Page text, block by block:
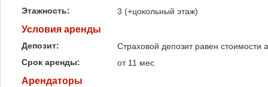
Этажность:
3 (+цокольный этаж)
Условия аренды
Депозит:
Страховой депозит равен стоимости
Срок аренды:
от 11 мес
Арендаторы